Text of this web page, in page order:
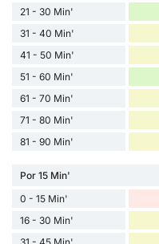
21 - 30 Min'
31 - 40 Min'
41 - 50 Min'
51 - 60 Min'
61 - 70 Min'
71 - 80 Min'
81 - 90 Min'
Por 15 Min'
0 - 15 Min'
16 - 30 Min'
31 - 45 Min'